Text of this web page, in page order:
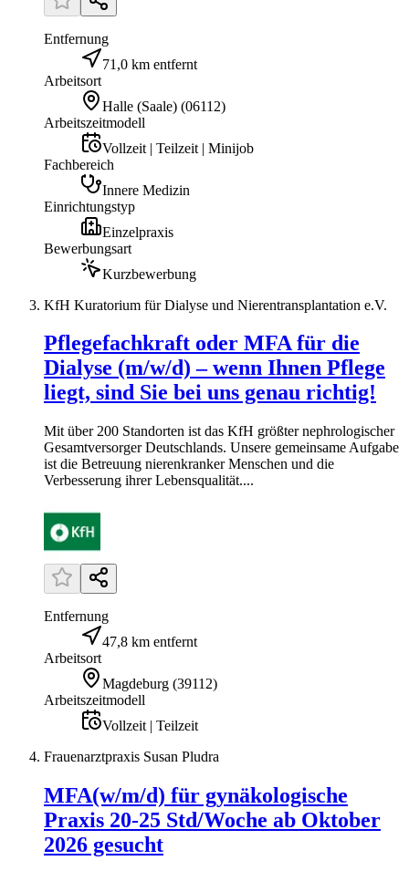
Entfernung
71,0 km entfernt
Arbeitsort
Halle (Saale) (06112)
Arbeitszeitmodell
Vollzeit | Teilzeit | Minijob
Fachbereich
Innere Medizin
Einrichtungstyp
Einzelpraxis
Bewerbungsart
Kurzbewerbung
KfH Kuratorium für Dialyse und Nierentransplantation e.V.
Pflegefachkraft oder MFA für die
Dialyse (m/w/d) – wenn Ihnen Pflege
liegt, sind Sie bei uns genau richtig!
Mit über 200 Standorten ist das KfH größter nephrologischer
Gesamtversorger Deutschlands. Unsere gemeinsame Aufgabe
ist die Betreuung nierenkranker Menschen und die
Verbesserung ihrer Lebensqualität....
Entfernung
47,8 km entfernt
Arbeitsort
Magdeburg (39112)
Arbeitszeitmodell
Vollzeit | Teilzeit
Frauenarztpraxis Susan Pludra
MFA(w/m/d) für gynäkologische
Praxis 20-25 Std/Woche ab Oktober
2026 gesucht